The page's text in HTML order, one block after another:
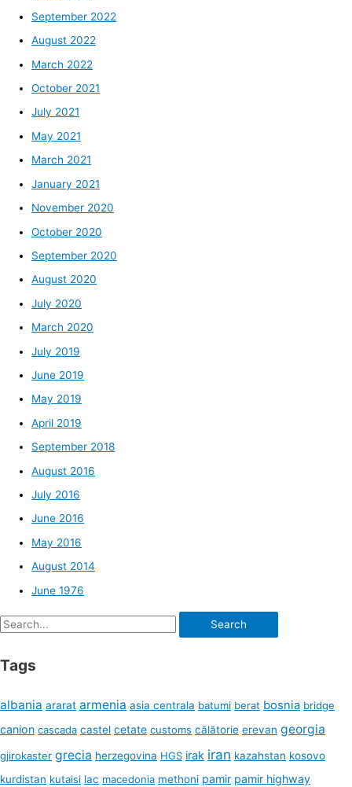
September 2022
August 2022
March 2022
October 2021
July 2021
May 2021
March 2021
January 2021
November 2020
October 2020
September 2020
August 2020
July 2020
March 2020
July 2019
June 2019
May 2019
April 2019
September 2018
August 2016
July 2016
June 2016
May 2016
August 2014
June 1976
Search
Tags
albania ararat armenia asia centrala batumi berat bosnia bridge
canion cascada castel cetate customs călătorie erevan georgia
gjirokaster grecia herzegovina HGS irak iran kazahstan kosovo
kurdistan kutaisi lac macedonia methoni pamir pamir highway